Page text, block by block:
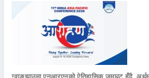
ग्वाङ्झाउमा एनआरएनको ऐतिहासिक जमघट हुँदै,